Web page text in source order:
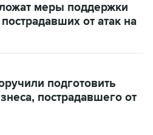
меры поддержки
от атак на
подготовить
пострадавшего от